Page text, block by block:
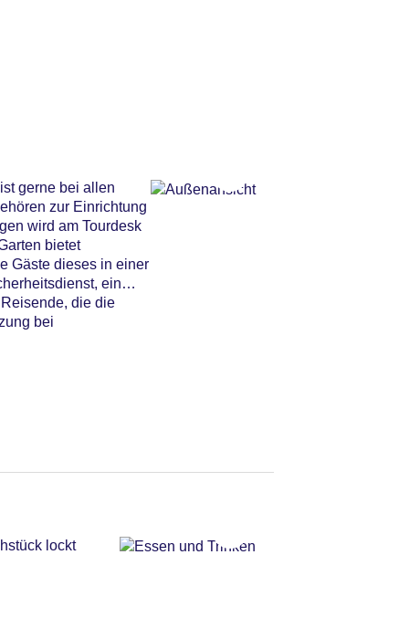
gerne bei allen
zur Einrichtung
wird am Tourdesk
bietet
Gäste dieses in einer
ein
die die
bei
lockt